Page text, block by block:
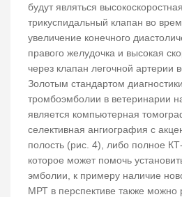
будут являться
трикуспидальный клапан во
увеличение конечного
правого желудочка и высокая
через клапан легочной артерии
Золотым стандартом
тромбоэмболии в ветеринарии
является компьютерная
селективная ангиография с
полость (рис. 4), либо полное
которое может помочь
эмболии, к примеру наличие
МРТ в перспективе также можно